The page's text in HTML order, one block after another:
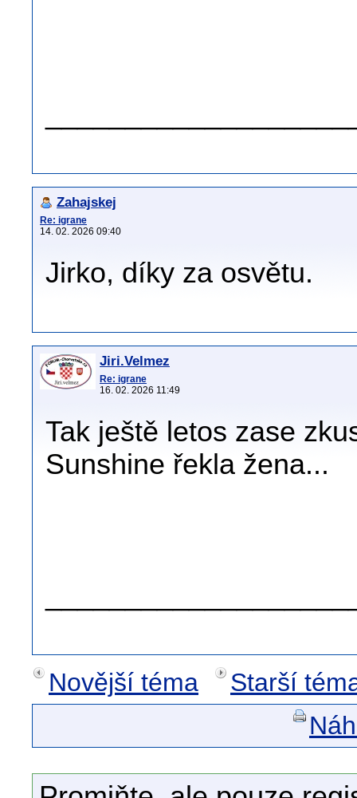
Zahajskej
Re: igrane
14. 02. 2026 09:40
Jirko, díky za osvětu.
Jiri.Velmez
Re: igrane
16. 02. 2026 11:49
Tak ještě letos zase
Sunshine řekla žena...
Novější téma
Starší